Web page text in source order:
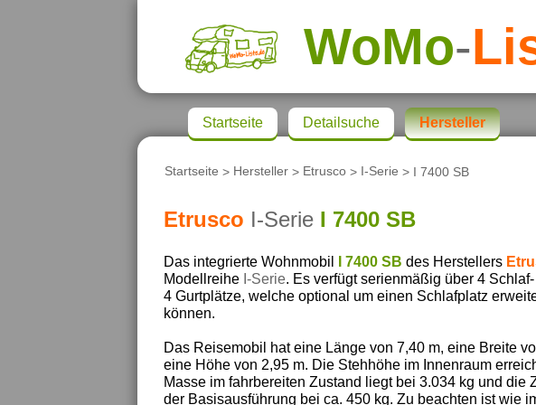
WoMo-
Startseite > Hersteller > Etrusco > I-Serie > I 7400 SB
Etrusco I-Serie I 7400 SB
Das integrierte Wohnmobil I 7400 SB des Herstellers
Modellreihe I-Serie. Es verfügt serienmäßig über 4 Schlaf-
4 Gurtplätze, welche optional um einen Schlafplatz
können.
Das Reisemobil hat eine Länge von 7,40 m, eine Breite
eine Höhe von 2,95 m. Die Stehhöhe im Innenraum
Masse im fahrbereiten Zustand liegt bei 3.034 kg und die
der Basisausführung bei ca. 450 kg. Zu beachten ist wie
Startseite Detailsuche Hersteller